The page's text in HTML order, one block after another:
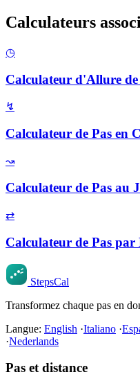
Calculateurs
◷
Calculateur d'Allure
↯
Calculateur de Pas en
↝
Calculateur de Pas au
⇄
Calculateur de Pas
StepsCal
Transformez chaque pas en
Langue: English ·Italiano ·
·Nederlands
Pas et distance